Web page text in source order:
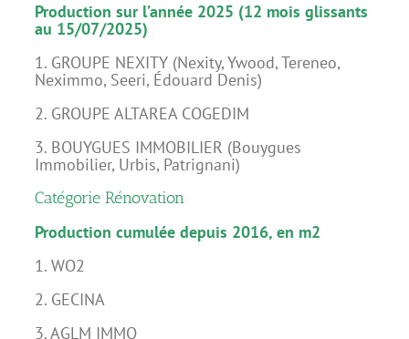
Production sur l’année 2025 (12 mois glissants
au 15/07/2025)
1. GROUPE NEXITY (Nexity, Ywood, Tereneo,
Neximmo, Seeri, Édouard Denis)
2. GROUPE ALTAREA COGEDIM
3. BOUYGUES IMMOBILIER (Bouygues
Immobilier, Urbis, Patrignani)
Catégorie Rénovation
Production cumulée depuis 2016, en m2
1. WO2
2. GECINA
3. AGLM IMMO